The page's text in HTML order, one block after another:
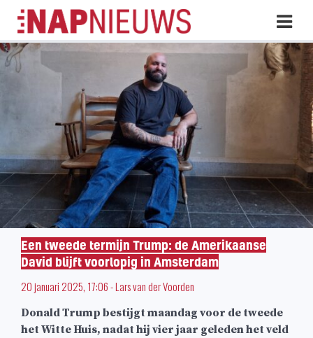
Skip
naar
inhoud
Een tweede termijn Trump: de Amerikaanse
David blijft voorlopig in Amsterdam
20 januari 2025, 17:06-Lars van der Voorden
Donald Trump bestijgt maandag voor de tweede
het Witte Huis, nadat hij vier jaar geleden het veld